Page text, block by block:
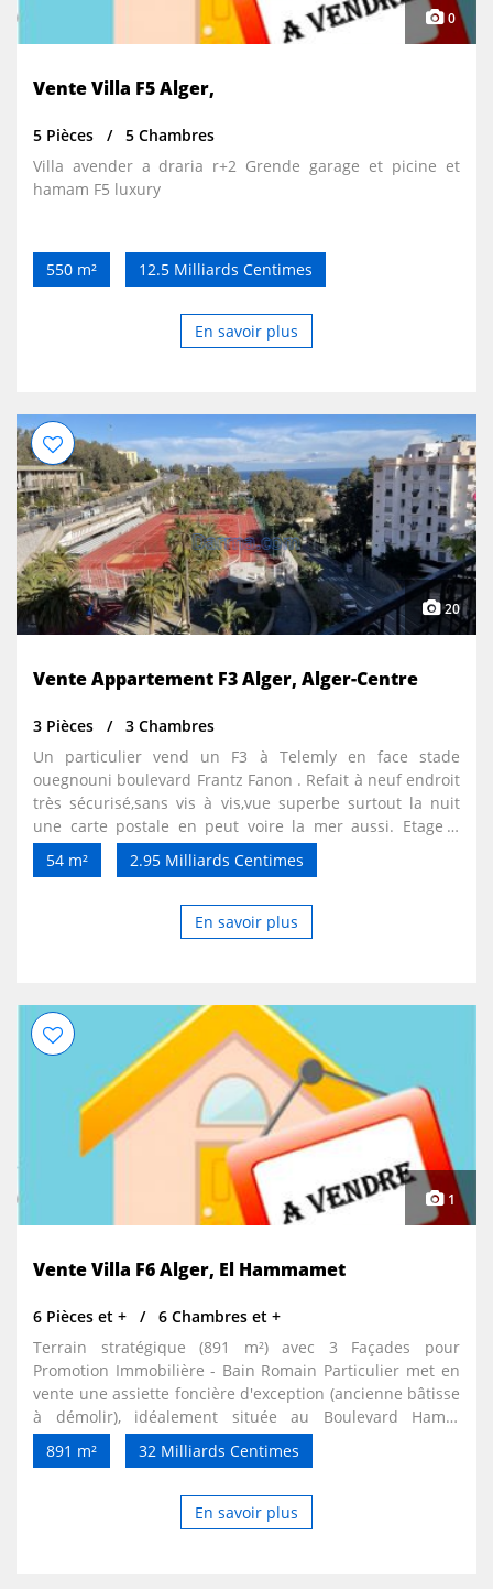
0
Vente Villa F5 Alger,
5 Pièces
5 Chambres
Villa avender a draria r+2 Grende garage et picine et
hamam F5 luxury
550 m² 12.5 Milliards Centimes
En savoir plus
20
Vente Appartement F3 Alger, Alger-Centre
3 Pièces
3 Chambres
Un particulier vend un F3 à Telemly en face stade
ouegnouni boulevard Frantz Fanon . Refait à neuf endroit
très sécurisé,sans vis à vis,vue superbe surtout la nuit
une carte postale en peut voire la mer aussi. Etage 5
ascenseur envoi de rénovation. Fenêtre électrique refait
à neuf et eau 24/24 avec cisterne. Prix demandé 2.95
informations contacter youcef au zéro cinq six un trois
trois trois quatre quatre deux .
54 m² 2.95 Milliards Centimes
En savoir plus
1
Vente Villa F6 Alger, El Hammamet
6 Pièces et +
6 Chambres et +
Terrain stratégique (891 m²) avec 3 Façades pour
Promotion Immobilière - Bain Romain Particulier met en
vente une assiette foncière d'exception (ancienne bâtisse
à démolir), idéalement située au Boulevard Hamid
Kabladj, Bain Romain (Commune d'El Hammamet, Alger).
Un emplacement stratégique très recherché, parfait pour
un investissement majeur. Caractéristiques du bien :
891 m² 32 Milliards Centimes
En savoir plus